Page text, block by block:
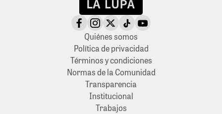
Quiénes somos
Política de privacidad
Términos y condiciones
Normas de la Comunidad
Transparencia
Institucional
Trabajos